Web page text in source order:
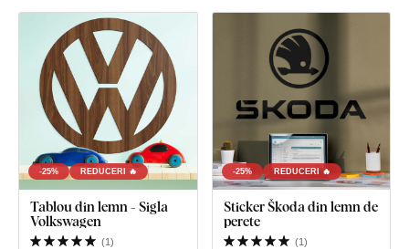
-25% REDUCERI 🔥
Tablou din lemn - Sigla
Volkswagen
(1 )
-25% REDUCERI 🔥
Sticker Škoda din lemn de
perete
(1 )